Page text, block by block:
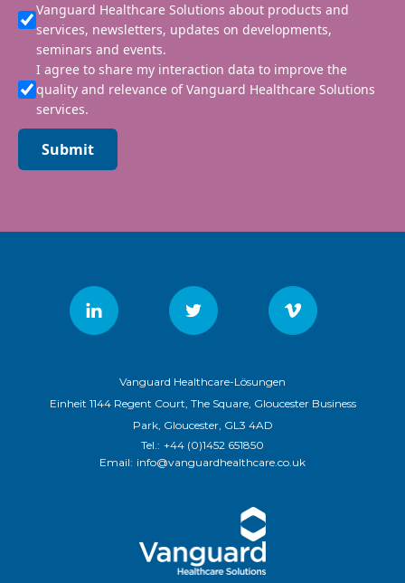
Vanguard Healthcare Solutions about products and
services, newsletters, updates on developments,
seminars and events.
I agree to share my interaction data to improve the
quality and relevance of Vanguard Healthcare Solutions
services.
Submit
Vanguard Healthcare-Lösungen
Einheit 1144 Regent Court, The Square, Gloucester Business
Park, Gloucester, GL3 4AD
Tel.: +44 (0)1452 651850
Email: info@vanguardhealthcare.co.uk